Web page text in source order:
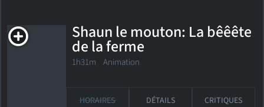
Shaun le mouton: La bêêête
de la ferme
1h31m Animation
HORAIRES DÉTAILS CRITIQUES